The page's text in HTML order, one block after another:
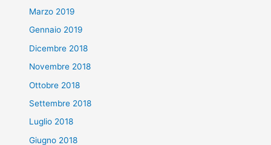
Marzo 2019
Gennaio 2019
Dicembre 2018
Novembre 2018
Ottobre 2018
Settembre 2018
Luglio 2018
Giugno 2018